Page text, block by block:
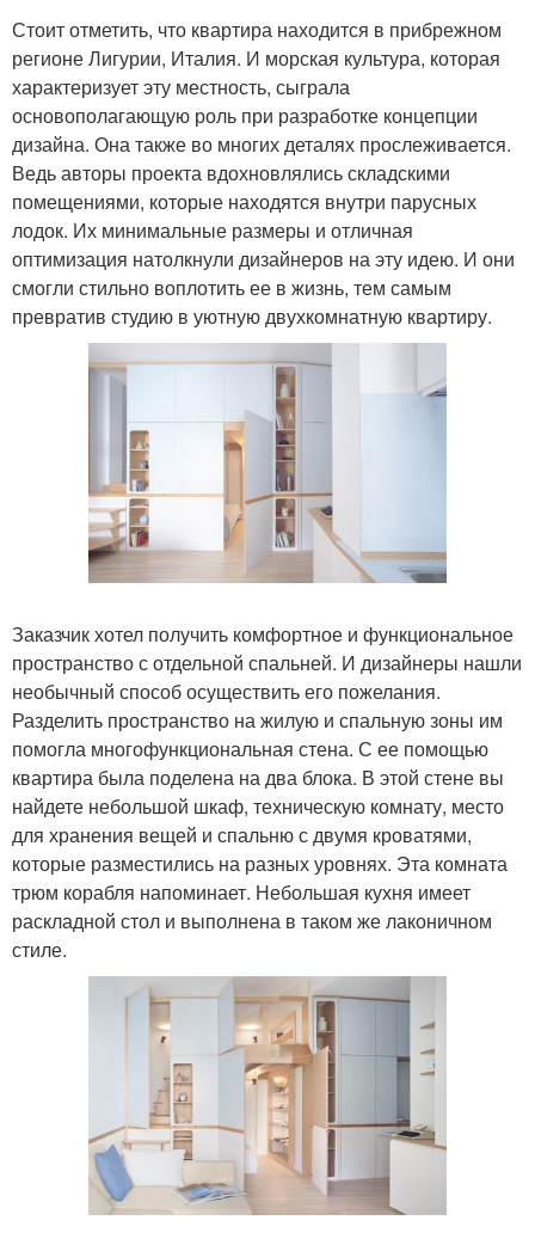
Стоит отметить, что квартира находится в прибрежном
регионе Лигурии, Италия. И морская культура, которая
характеризует эту местность, сыграла
основополагающую роль при разработке концепции
дизайна. Она также во многих деталях прослеживается.
Ведь авторы проекта вдохновлялись складскими
помещениями, которые находятся внутри парусных
лодок. Их минимальные размеры и отличная
оптимизация натолкнули дизайнеров на эту идею. И они
смогли стильно воплотить ее в жизнь, тем самым
превратив студию в уютную двухкомнатную квартиру.
Заказчик хотел получить комфортное и функциональное
пространство с отдельной спальней. И дизайнеры нашли
необычный способ осуществить его пожелания.
Разделить пространство на жилую и спальную зоны им
помогла многофункциональная стена. С ее помощью
квартира была поделена на два блока. В этой стене вы
найдете небольшой шкаф, техническую комнату, место
для хранения вещей и спальню с двумя кроватями,
которые разместились на разных уровнях. Эта комната
трюм корабля напоминает. Небольшая кухня имеет
раскладной стол и выполнена в таком же лаконичном
стиле.